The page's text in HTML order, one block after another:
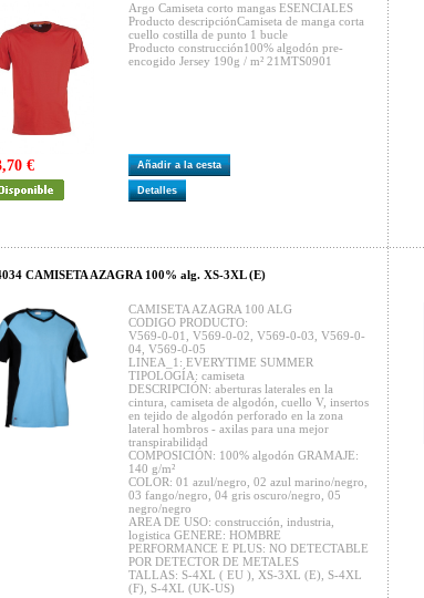
Argo Camiseta corto mangas ESENCIALES
Producto descripciónCamiseta de manga corta
cuello costilla de punto 1 bucle
Producto construcción100% algodón pre-
encogido Jersey 190g / m² 21MTS0901
€ Añadir a la cesta
Detalles
CAMISETA AZAGRA 100% alg. XS-3XL (E)
CAMISETA AZAGRA 100 ALG
CODIGO PRODUCTO:
V569-0-01, V569-0-02, V569-0-03, V569-0-
04, V569-0-05
LINEA_1: EVERYTIME SUMMER
TIPOLOGÍA: camiseta
DESCRIPCIÓN: aberturas laterales en la
cintura, camiseta de algodón, cuello V, insertos
en tejido de algodón perforado en la zona
lateral hombros - axilas para una mejor
transpirabilidad
COMPOSICIÓN: 100% algodón GRAMAJE:
140 g/m²
COLOR: 01 azul/negro, 02 azul marino/negro,
03 fango/negro, 04 gris oscuro/negro, 05
negro/negro
AREA DE USO: construcción, industria,
logistica GENERE: HOMBRE
PERFORMANCE E PLUS: NO DETECTABLE
POR DETECTOR DE METALES
TALLAS: S-4XL ( EU ), XS-3XL (E), S-4XL
(F), S-4XL (UK-US)